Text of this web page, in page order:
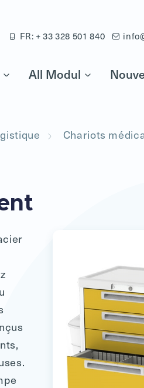
FR: + 33 328 501 840
All Modul
Chariots